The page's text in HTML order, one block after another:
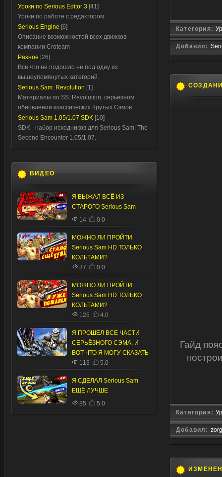
Категория:
Добавил:
Гайд
Категория:
Добавил:
Уроки по Serious Editor 3 [41]
Уроки по работе с редактором.
Serious Engine [6]
Описание возможностей всех движков
компании Croteam
Разное [26]
Всё что не подошло не под одну из
вышеупомянутых категорий.
Serious Sam: Revolution [1]
Материалы по SS: Revolution, серьёзном
обновлении классических Крутых Сэмов.
Serious Sam 1.05/1.07 SDK [10]
SDK - набор исходников для Serious Sam: The
Second Encounter 1.05/1.07.
ВИДЕО
Я ВЫЖАЛ ВСЁ ИЗ
СТАРОГО Serious Sam
14
0.0
МОЖНО ЛИ ПРОЙТИ
Serious Sam HD ТОЛЬКО
КОЛЬТАМИ?
37
0.0
МОЖНО ЛИ ПРОЙТИ
Serious Sam HD ТОЛЬКО
КОЛЬТАМИ?
125
4.0
Я ПРОШЕЛ ВСЕ ЧАСТИ
СЕРЬЁЗНОГО СЭМА, И
ВОТ ЧТО Я МОГУ СКАЗАТЬ
113
5.0
Я СДЕЛАЛ Serious Sam
ЕЩЁ ЛУЧШЕ
85
5.0